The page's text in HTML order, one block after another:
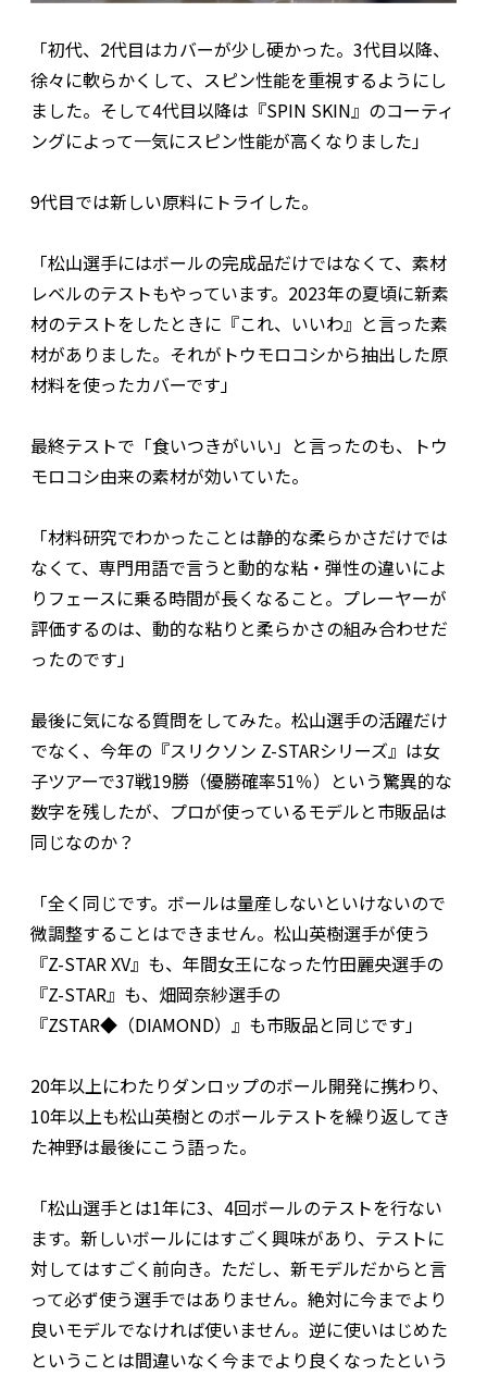
「初代、2代目はカバーが少し硬かった。3代目以降、
徐々に軟らかくして、スピン性能を重視するようにし
ました。そして4代目以降は『SPIN SKIN』のコーティ
ングによって一気にスピン性能が高くなりました」
9代目では新しい原料にトライした。
「松山選手にはボールの完成品だけではなくて、素材
レベルのテストもやっています。2023年の夏頃に新素
材のテストをしたときに『これ、いいわ』と言った素
材がありました。それがトウモロコシから抽出した原
材料を使ったカバーです」
最終テストで「食いつきがいい」と言ったのも、トウ
モロコシ由来の素材が効いていた。
「材料研究でわかったことは静的な柔らかさだけでは
なくて、専門用語で言うと動的な粘・弾性の違いによ
りフェースに乗る時間が長くなること。プレーヤーが
評価するのは、動的な粘りと柔らかさの組み合わせだ
ったのです」
最後に気になる質問をしてみた。松山選手の活躍だけ
でなく、今年の『スリクソン Z-STARシリーズ』は女
子ツアーで37戦19勝（優勝確率51％）という驚異的な
数字を残したが、プロが使っているモデルと市販品は
同じなのか？
「全く同じです。ボールは量産しないといけないので
微調整することはできません。松山英樹選手が使う
『Z-STAR XV』も、年間女王になった竹田麗央選手の
『Z-STAR』も、畑岡奈紗選手の
『ZSTAR◆（DIAMOND）』も市販品と同じです」
20年以上にわたりダンロップのボール開発に携わり、
10年以上も松山英樹とのボールテストを繰り返してき
た神野は最後にこう語った。
「松山選手とは1年に3、4回ボールのテストを行ない
ます。新しいボールにはすごく興味があり、テストに
対してはすごく前向き。ただし、新モデルだからと言
って必ず使う選手ではありません。絶対に今までより
良いモデルでなければ使いません。逆に使いはじめた
ということは間違いなく今までより良くなったという